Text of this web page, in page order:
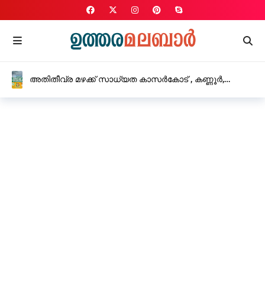
അതിതീവ്ര മഴക്ക് സാധ്യത കാസർകോട് , കണ്ണൂർ,
പ്രഖ്യാപിച്ചു